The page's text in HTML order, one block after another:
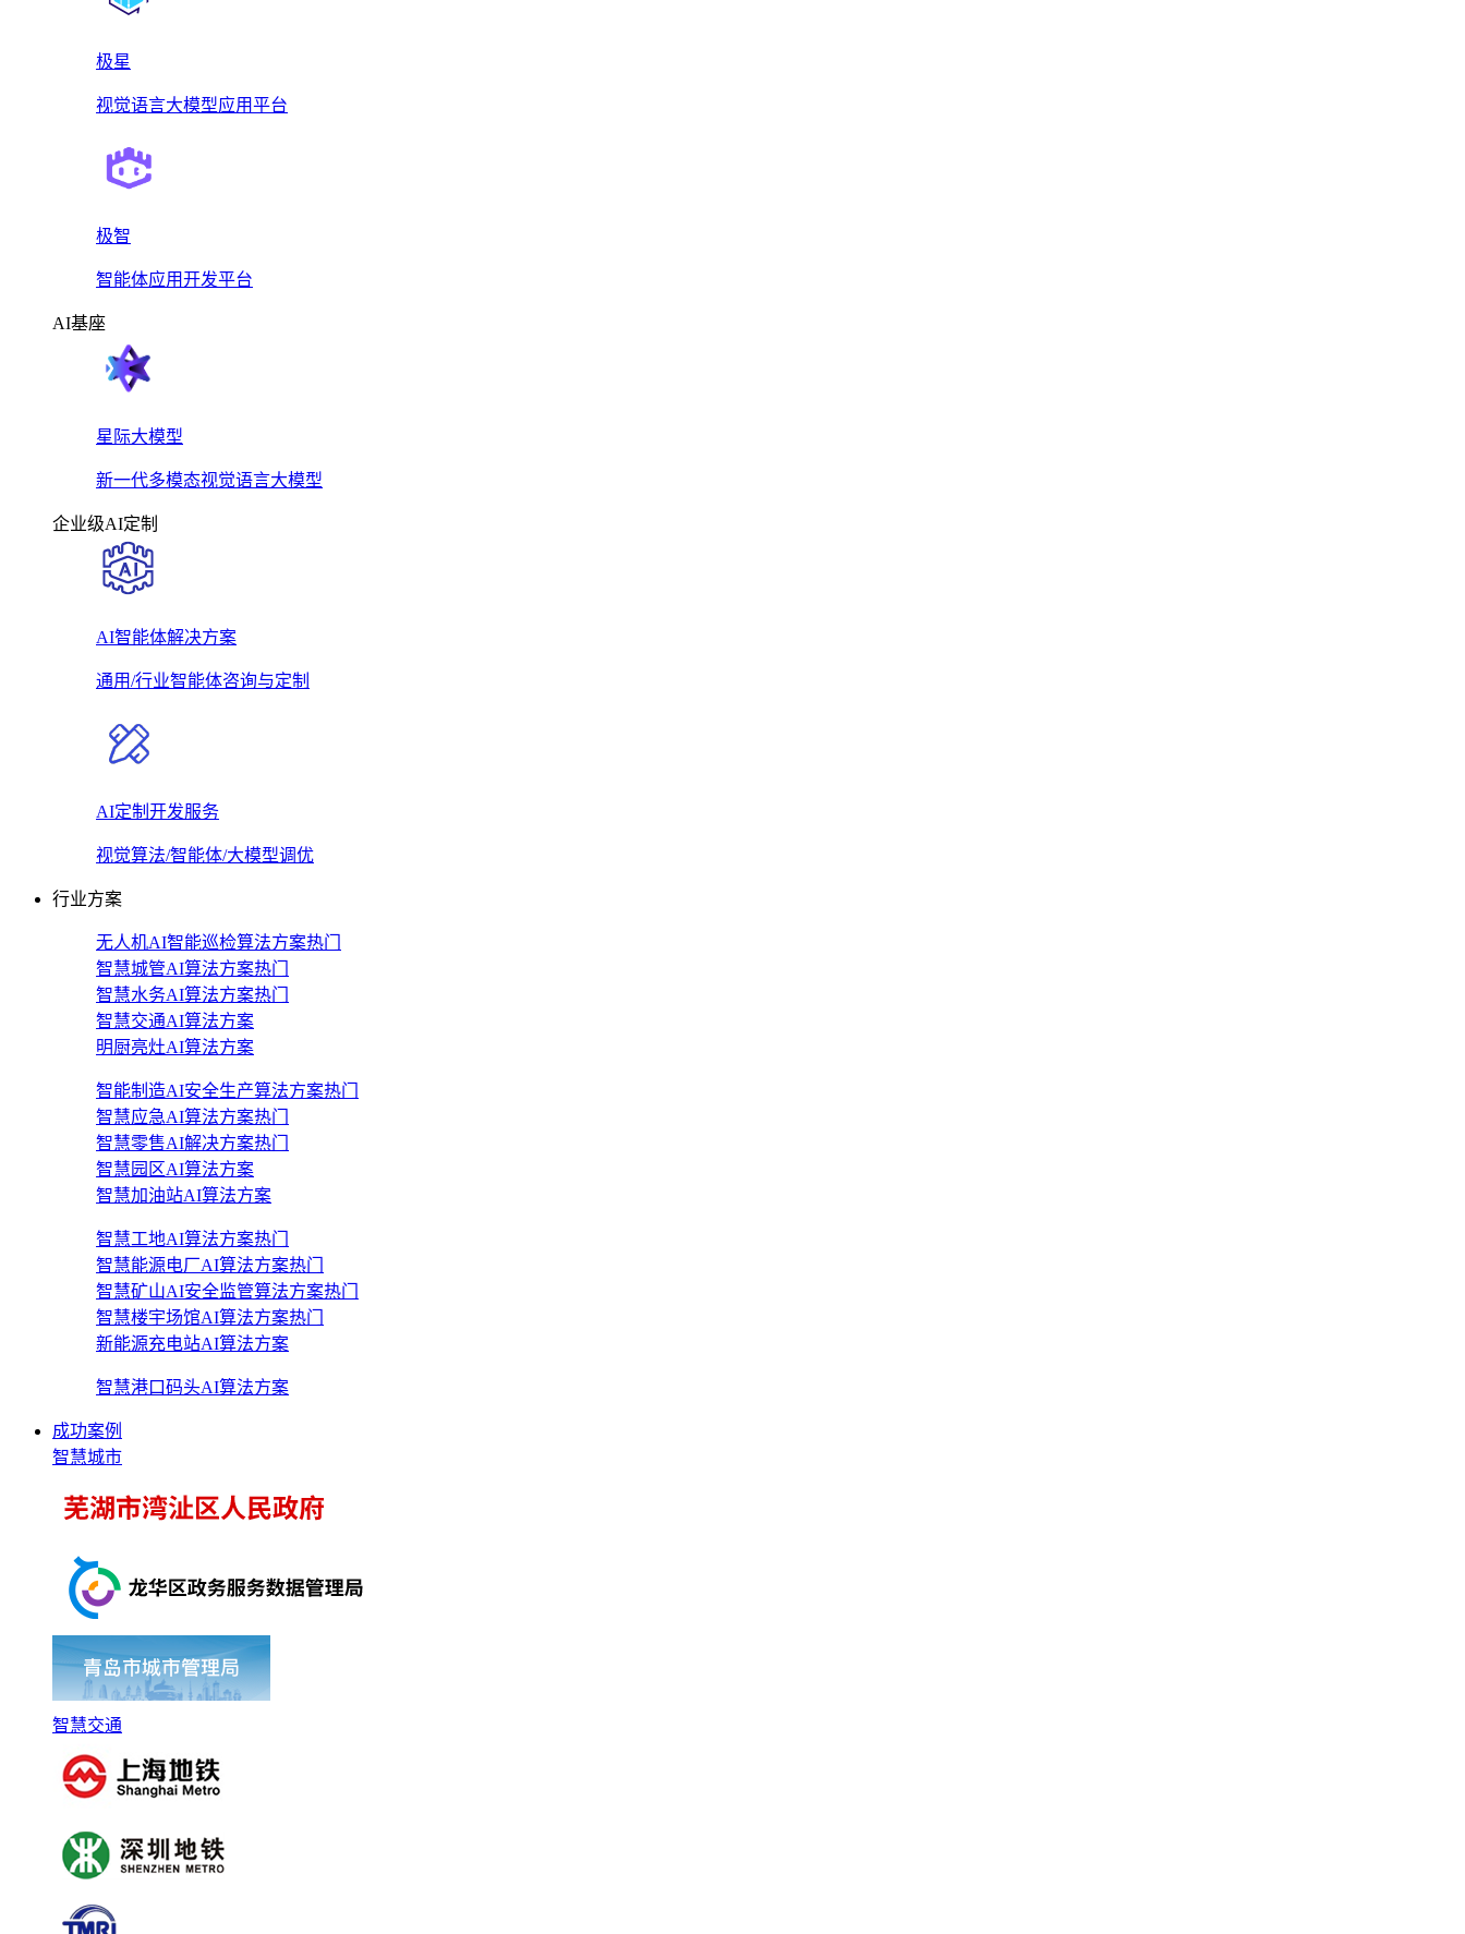
极星
视觉语言大模型应用平台
极智
智能体应用开发平台
AI基座
星际大模型
新一代多模态视觉语言大模型
企业级AI定制
AI智能体解决方案
通用/行业智能体咨询与定制
AI定制开发服务
视觉算法/智能体/大模型调优
行业方案
无人机AI智能巡检算法方案热门
智慧城管AI算法方案热门
智慧水务AI算法方案热门
智慧交通AI算法方案
明厨亮灶AI算法方案
智能制造AI安全生产算法方案热门
智慧应急AI算法方案热门
智慧零售AI解决方案热门
智慧园区AI算法方案
智慧加油站AI算法方案
智慧工地AI算法方案热门
智慧能源电厂AI算法方案热门
智慧矿山AI安全监管算法方案热门
智慧楼宇场馆AI算法方案热门
新能源充电站AI算法方案
智慧港口码头AI算法方案
成功案例
智慧城市
智慧交通